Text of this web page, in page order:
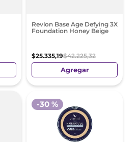
Revlon Base Age Defying 3X
Foundation Honey Beige
$25.335,19$42.225,32
Agregar
-30 %